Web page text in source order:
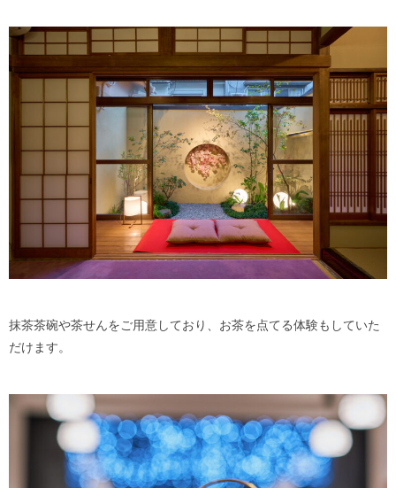
抹茶茶碗や茶せんをご用意しており、お茶を点てる体験もしていた
だけます。